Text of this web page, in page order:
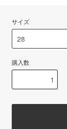
サイズ
購入数